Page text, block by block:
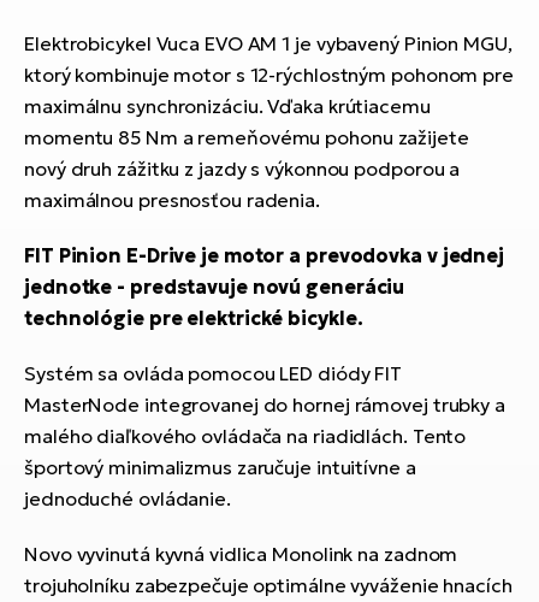
Elektrobicykel Vuca EVO AM 1 je vybavený Pinion MGU,
ktorý kombinuje motor s 12-rýchlostným pohonom pre
maximálnu synchronizáciu. Vďaka krútiacemu
momentu 85 Nm a remeňovému pohonu zažijete
nový druh zážitku z jazdy s výkonnou podporou a
maximálnou presnosťou radenia.
FIT Pinion E-Drive je motor a prevodovka v jednej
jednotke - predstavuje novú generáciu
technológie pre elektrické bicykle.
Systém sa ovláda pomocou LED diódy FIT
MasterNode integrovanej do hornej rámovej trubky a
malého diaľkového ovládača na riadidlách. Tento
športový minimalizmus zaručuje intuitívne a
jednoduché ovládanie.
Novo vyvinutá kyvná vidlica Monolink na zadnom
trojuholníku zabezpečuje optimálne vyváženie hnacích